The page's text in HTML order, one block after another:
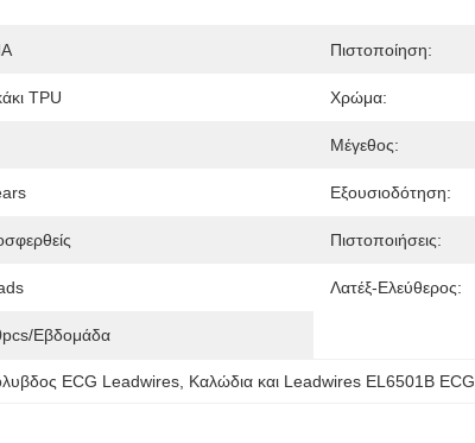
Πιστοποίηση:
TPU Χρώμα:
Μέγεθος:
Εξουσιοδότηση:
Πιστοποιήσεις:
Λατέξ-Ελεύθερος:
εβδομάδα
ECG Leadwires, Καλώδια και Leadwires EL6501B ECG